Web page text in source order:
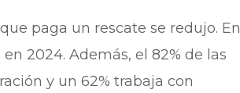
paga un rescate se redujo. En
2024. Además, el 82% de las
y un 62% trabaja con